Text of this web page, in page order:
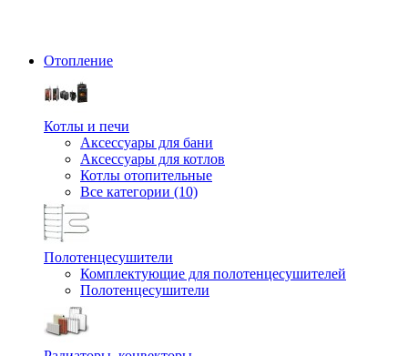
Отопление
Котлы и печи
Аксессуары для бани
Аксессуары для котлов
Котлы отопительные
Все категории (10)
Полотенцесушители
Комплектующие для полотенцесушителей
Полотенцесушители